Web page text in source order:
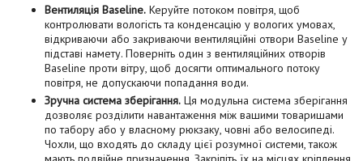
Вентиляція Baseline. Керуйте потоком повітря, щоб
контролювати вологість та конденсацію у вологих умовах,
відкриваючи або закриваючи вентиляційні отвори Baseline у
підставі намету. Поверніть один з вентиляційних отворів
Baseline проти вітру, щоб досягти оптимального потоку
повітря, не допускаючи попадання води.
Зручна система зберігання. Ця модульна система зберігання
дозволяє розділити навантаження між вашими товаришами
по табору або у власному рюкзаку, човні або велосипеді.
Чохли, що входять до складу цієї розумної системи, також